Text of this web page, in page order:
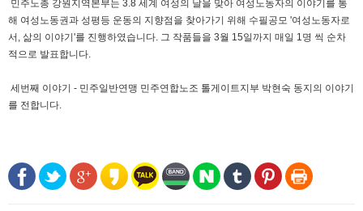
민주노총 강원지역본부는 3.8 세계 여성의 날을 맞아 여성노동자의 이야기를 통
해 여성노동권과 성평등 운동의 지향점을 찾아가기 위해 수필공모 '여성노동자로
서, 삶의 이야기'를 진행하였습니다. 그 작품들을 3월 15일까지 매일 1명 씩 순차
적으로 발표합니다.
세번째 이야기 - 민주일반연맹 민주연합노조 톨게이트지부 박현숙 동지의 이야기
를 전합니다.